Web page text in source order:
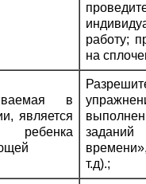
работу;
на
в
является
заданий
т.д).;